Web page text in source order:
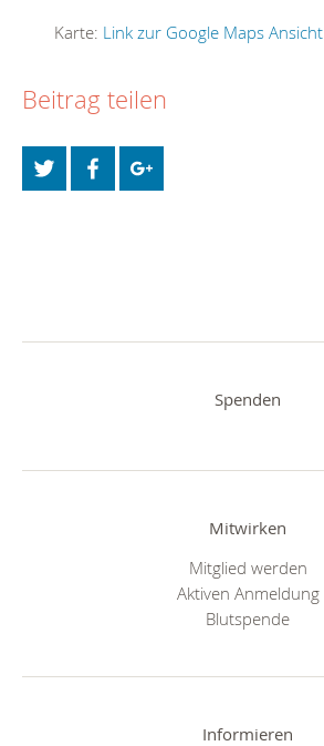
Karte: Link zur Google Maps Ansicht
Beitrag teilen
Spenden
Mitwirken
Mitglied werden
Aktiven Anmeldung
Blutspende
Informieren